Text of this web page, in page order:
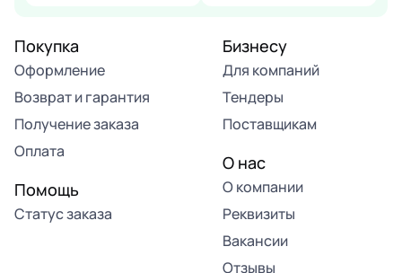
Покупка
Оформление
Возврат и гарантия
Получение заказа
Оплата
Помощь
Статус заказа
Бизнесу
Для компаний
Тендеры
Поставщикам
О нас
О компании
Реквизиты
Вакансии
Отзывы